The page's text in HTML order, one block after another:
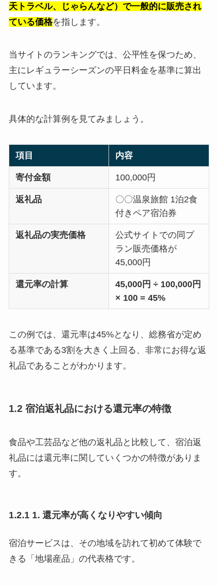
天トラベル、じゃらんなど）で一般的に販売され
ている価格を指します。
当サイトのランキングでは、公平性を保つため、
主にレギュラーシーズンの平日料金を基準に算出
しています。
具体的な計算例を見てみましょう。
項目 内容
寄付金額 100,000円
返礼品
〇〇温泉旅館 1泊2食
付きペア宿泊券
返礼品の実売価格
公式サイトでの同プ
ラン販売価格が
45,000円
還元率の計算
45,000円 ÷ 100,000円
× 100 = 45%
この例では、還元率は45%となり、総務省が定め
る基準である3割を大きく上回る、非常にお得な返
礼品であることがわかります。
1.2 宿泊返礼品における還元率の特徴
食品や工芸品など他の返礼品と比較して、宿泊返
礼品には還元率に関していくつかの特徴がありま
す。
1.2.1 1. 還元率が高くなりやすい傾向
宿泊サービスは、その地域を訪れて初めて体験で
きる「地場産品」の代表格です。